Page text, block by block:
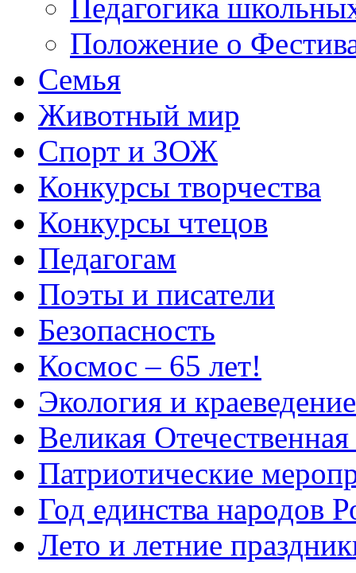
Педагогика
Положение о
Семья
Животный мир
Спорт и ЗОЖ
Конкурсы творчества
Конкурсы чтецов
Педагогам
Поэты и писатели
Безопасность
Космос – 65 лет!
Экология и краеведение
Великая
Патриотические
Год единства народов
Лето и летние